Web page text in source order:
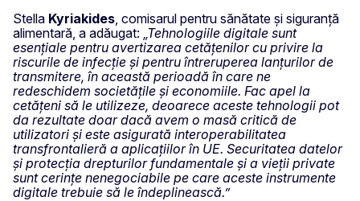
Stella Kyriakides , comisarul pentru sănătate și siguranță
alimentară, a adăugat: „Tehnologiile digitale sunt
esențiale pentru avertizarea cetățenilor cu privire la
riscurile de infecție și pentru întreruperea lanțurilor de
transmitere, în această perioadă în care ne
redeschidem societățile și economiile. Fac apel la
cetățeni să le utilizeze, deoarece aceste tehnologii pot
da rezultate doar dacă avem o masă critică de
utilizatori și este asigurată interoperabilitatea
transfrontalieră a aplicațiilor în UE. Securitatea datelor
și protecția drepturilor fundamentale și a vieții private
sunt cerințe nenegociabile pe care aceste instrumente
digitale trebuie să le îndeplinească.”